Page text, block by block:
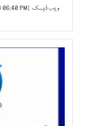
ویب ڈیسک | AUG 03, 2013 06:40 PM |